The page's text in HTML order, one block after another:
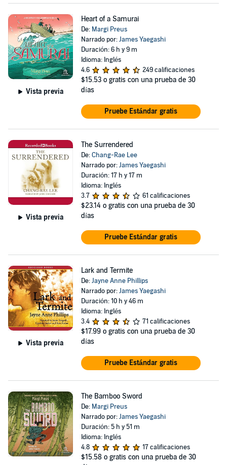
Vista previa
Heart of a Samurai
De: Margi Preus
Narrado por:James Yaegashi
Duración: 6 h y 9 m
Idioma: Inglés
4.6
249 calificaciones
$15.53 o gratis con una prueba de 30
días
Pruebe Estándar gratis
Vista previa
The Surrendered
De:Chang-Rae Lee
Narrado por:James Yaegashi
Duración: 17 h y 17 m
Idioma: Inglés
3.7
61 calificaciones
$23.14 o gratis con una prueba de 30
días
Pruebe Estándar gratis
Vista previa
Lark and Termite
De:Jayne Anne Phillips
Narrado por:James Yaegashi
Duración: 10 h y 46 m
Idioma: Inglés
3.4
71 calificaciones
$17.99 o gratis con una prueba de 30
días
Pruebe Estándar gratis
The Bamboo Sword
De: Margi Preus
Narrado por:James Yaegashi
Duración: 5 h y 51 m
Idioma: Inglés
4.8
17 calificaciones
$15.58 o gratis con una prueba de 30